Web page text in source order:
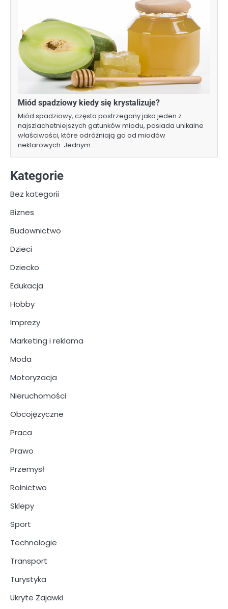
Miód spadziowy kiedy się krystalizuje?
Miód spadziowy, często postrzegany jako jeden z
najszlachetniejszych gatunków miodu, posiada unikalne
właściwości, które odróżniają go od miodów
nektarowych. Jednym…
Kategorie
Bez kategorii
Biznes
Budownictwo
Dzieci
Dziecko
Edukacja
Hobby
Imprezy
Marketing i reklama
Moda
Motoryzacja
Nieruchomości
Obcojęzyczne
Praca
Prawo
Przemysł
Rolnictwo
Sklepy
Sport
Technologie
Transport
Turystyka
Ukryte Zajawki